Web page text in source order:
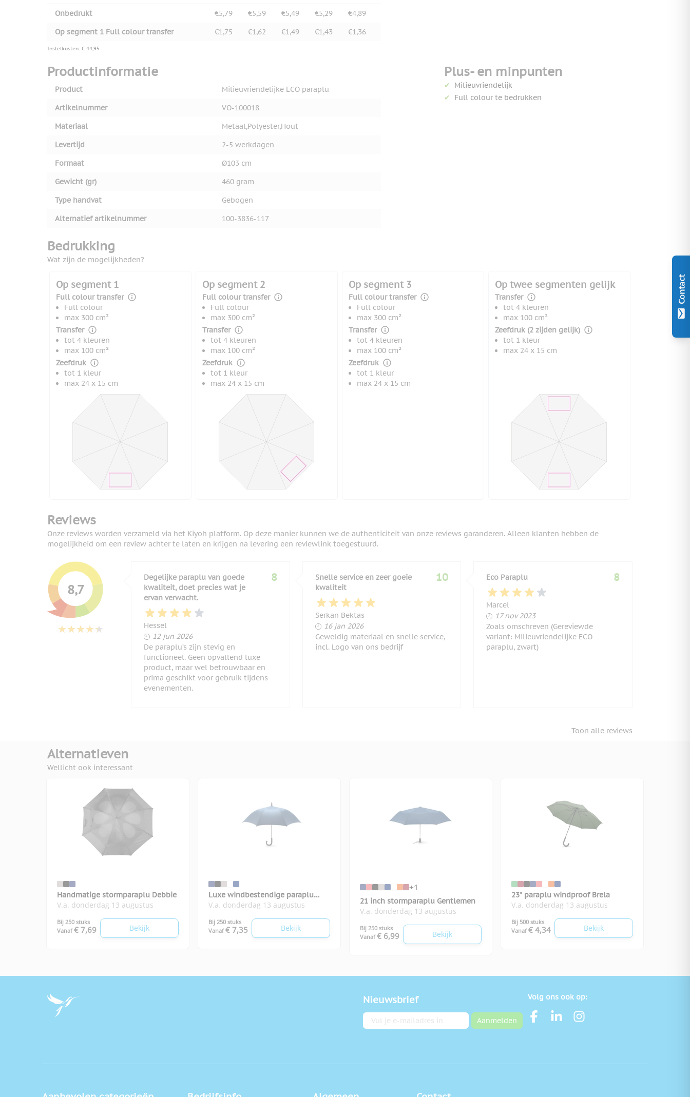
Contact
Onbedrukt €5,79 €5,59 €5,49 €5,29
€4,89
Op segment 1 Full colour transfer
€1,75 €1,62 €1,49 €1,43 €1,36
Instelkosten: € 44,95
Productinformatie
Product
Milieuvriendelijke ECO paraplu
Artikelnummer
VO-100018
Materiaal
Metaal,Polyester,Hout
Levertijd
2-5 werkdagen
Formaat
Ø103 cm
Gewicht (gr)
460 gram
Type handvat
Gebogen
Alternatief artikelnummer
100-3836-117
Plus- en minpunten
Milieuvriendelijk
Full colour te bedrukken
Bedrukking
Wat zijn de mogelijkheden?
Op segment 1
Full colour transfer
Full colour
max 300 cm²
Transfer
tot 4 kleuren
max 100 cm²
Zeefdruk
tot 1 kleur
max 24 x 15 cm
Op segment 2
Full colour transfer
Full colour
max 300 cm²
Transfer
tot 4 kleuren
max 100 cm²
Zeefdruk
tot 1 kleur
max 24 x 15 cm
Op segment 3
Full colour transfer
Full colour
max 300 cm²
Transfer
tot 4 kleuren
max 100 cm²
Zeefdruk
tot 1 kleur
max 24 x 15 cm
Op twee segmenten gelijk
Transfer
tot 4 kleuren
max 100 cm²
Zeefdruk (2 zijden gelijk)
tot 1 kleur
max 24 x 15 cm
Reviews
Onze reviews worden verzameld via het Kiyoh platform. Op deze manier kunnen we de authenticiteit van onze reviews garanderen. Alleen klanten hebben de
mogelijkheid om een review achter te laten en krijgen na levering een reviewlink toegestuurd.
8,7
Degelijke paraplu van goede
kwaliteit, doet precies wat je
ervan verwacht.
Hessel
12 juni 2026
12 jun 2026
8
De paraplu’s zijn stevig en
functioneel. Geen opvallend luxe
product, maar wel betrouwbaar en
prima geschikt voor gebruik tijdens
evenementen.
Snelle service en zeer goeie
kwaliteit
Serkan Bektas
16 januari 2026
16 jan 2026
10
Geweldig materiaal en snelle service,
incl. Logo van ons bedrijf
Eco Paraplu
Marcel
17 november 2023
17 nov 2023
8
Zoals omschreven (Gereviewde
variant: Milieuvriendelijke ECO
paraplu, zwart)
Toon alle reviews
Alternatieven
Wellicht ook interessant
Handmatige stormparaplu Debbie
V.a. donderdag 13 augustus
Bij 250 stuks
Vanaf € 7,69 Bekijk
Luxe windbestendige paraplu
New Quay
V.a. donderdag 13 augustus
Bij 250 stuks
Vanaf € 7,35 Bekijk
+1
21 inch stormparaplu Gentlemen
V.a. donderdag 13 augustus
Bij 250 stuks
Vanaf € 6,99 Bekijk
23" paraplu windproof Brela
V.a. donderdag 13 augustus
Bij 500 stuks
Vanaf € 4,34 Bekijk
Nieuwsbrief
E-mailadres Aanmelden
Volg ons ook op: